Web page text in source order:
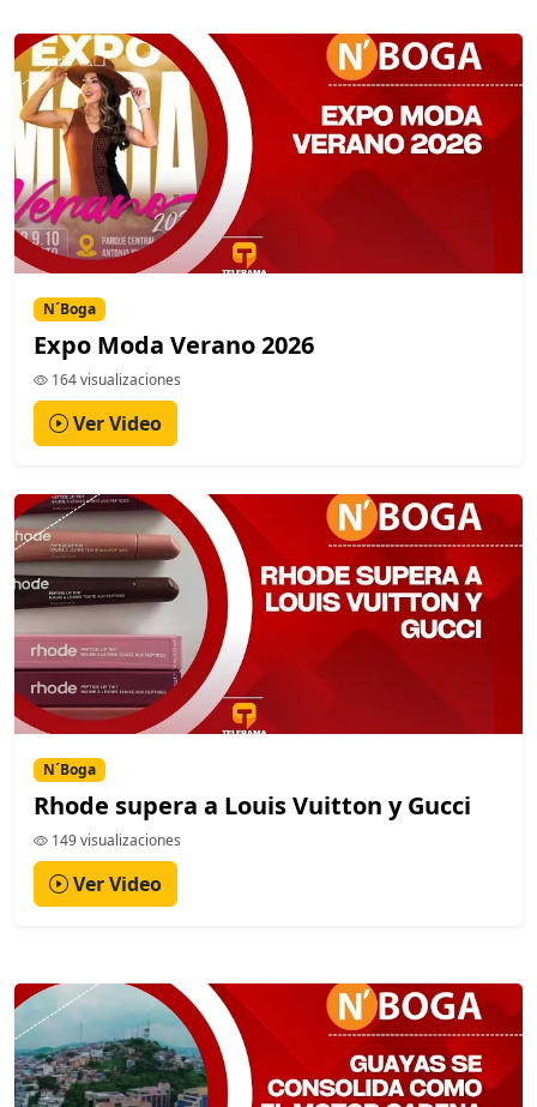
N´Boga
Expo Moda Verano 2026
164 visualizaciones
Ver Video
N´Boga
Rhode supera a Louis Vuitton y Gucci
149 visualizaciones
Ver Video